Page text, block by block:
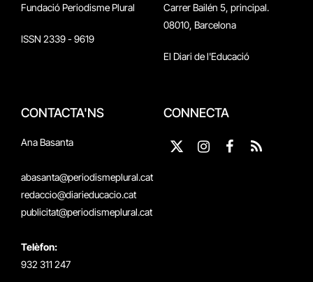
Fundació Periodisme Plural
ISSN 2339 - 9619
Carrer Bailén 5, principal.
08010, Barcelona
El Diari de l'Educació
CONTACTA'NS
Ana Basanta
abasanta@periodismeplural.cat
redaccio@diarieducacio.cat
publicitat@periodismeplural.cat
Telèfon:
932 311 247
CONNECTA
X
Instagram
Facebook
RSS